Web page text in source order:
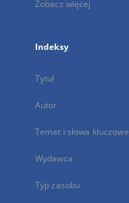
Zobacz więcej
Indeksy
Tytuł
Autor
Temat i słowa kluczowe
Wydawca
Typ zasobu